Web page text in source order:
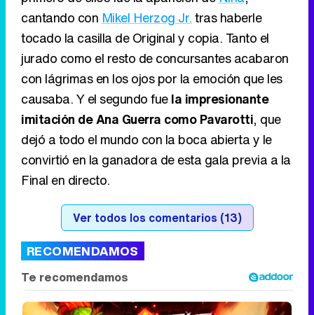
cantando con Mikel Herzog Jr.tras haberle
tocado la casilla de Original y copia. Tanto el
jurado como el resto de concursantes acabaron
con lágrimas en los ojos por la emoción que les
causaba. Y el segundo fuela impresionante
imitación de Ana Guerra como Pavarotti, que
dejó a todo el mundo con la boca abierta y le
convirtió en la ganadora de esta gala previa a la
Final en directo.
Ver todos los comentarios (13)
RECOMENDAMOS